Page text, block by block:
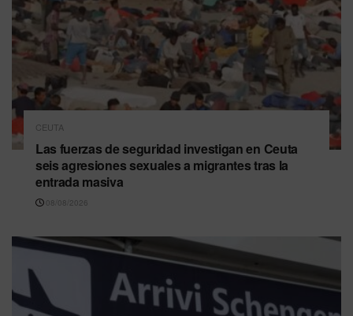
CEUTA
Las fuerzas de seguridad investigan en Ceuta
seis agresiones sexuales a migrantes tras la
entrada masiva
08/08/2026